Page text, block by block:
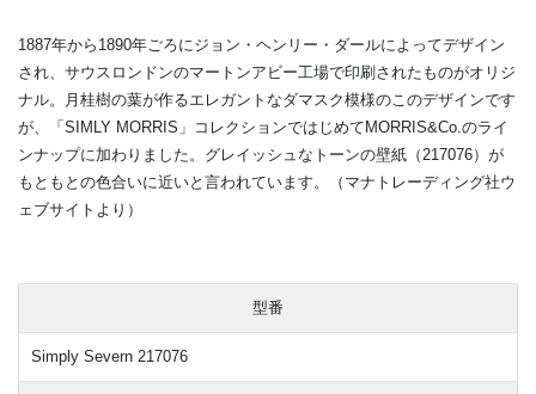
1887年から1890年ごろにジョン・ヘンリー・ダールによってデザイン
され、サウスロンドンのマートンアビー工場で印刷されたものがオリジ
ナル。月桂樹の葉が作るエレガントなダマスク模様のこのデザインです
が、「SIMLY MORRIS」コレクションではじめてMORRIS&Co.のライ
ンナップに加わりました。グレイッシュなトーンの壁紙（217076）が
もともとの色合いに近いと言われています。（ マナトレーディング社ウ
ェブサイトより）
型番
Simply Severn 217076